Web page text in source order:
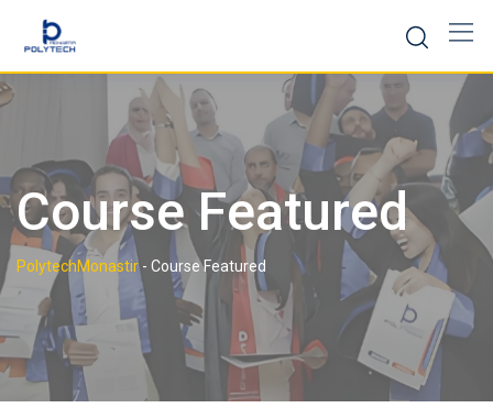
Course Featured
PolytechMonastir- Course Featured